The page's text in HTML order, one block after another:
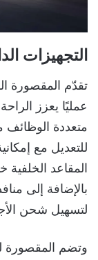
التجهيزات
عمليًا يعزز
متعددة الوظائف
للتعديل مع
المقاعد
لتسهيل شحن
وتضم